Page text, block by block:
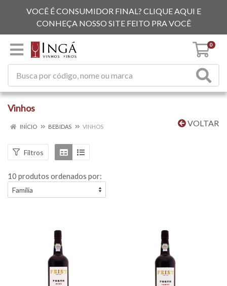
VOCÊ É CONSUMIDOR FINAL? CLIQUE AQUI E
CONHEÇA NOSSO SITE FEITO PRA VOCÊ
0
Vinhos
VOLTAR
INÍCIO BEBIDAS VINHOS
Filtros
10 produtos ordenados por: